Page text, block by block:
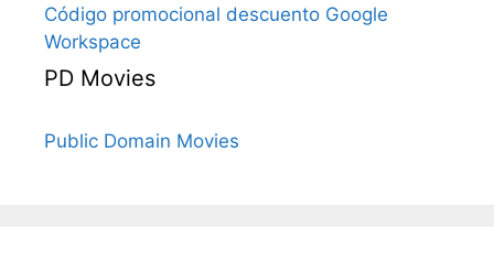
Código promocional descuento Google
Workspace
PD Movies
Public Domain Movies